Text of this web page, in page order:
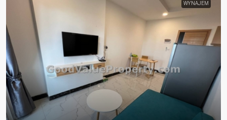
WYNAJEM